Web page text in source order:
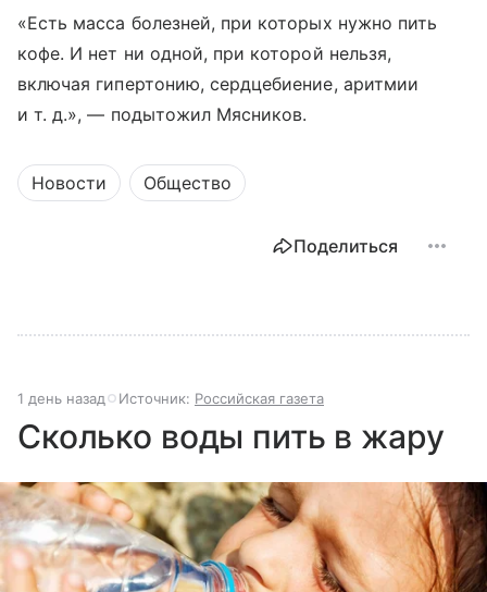
«Есть масса болезней, при которых нужно пить
кофе. И нет ни одной, при которой нельзя,
включая гипертонию, сердцебиение, аритмии
и т. д.», — подытожил Мясников.
Новости Общество
Поделиться
1 день назад Источник: Российская газета
Сколько воды пить в жару